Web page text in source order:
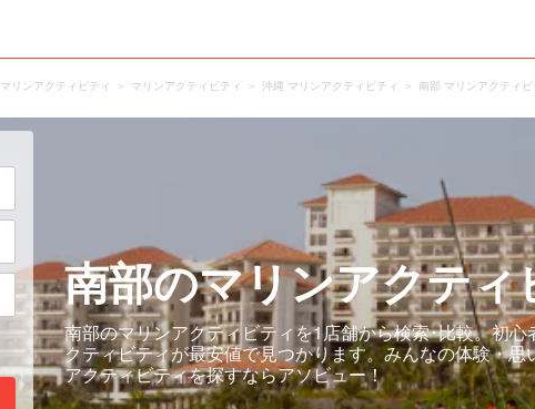
マリンアクティビティ マリンアクティビティ 沖縄 マリンアクティビティ 南部 マリンアクティ
南部のマリンアクティ
南部のマリンアクティビティを1店舗から検索･比較。初
クティビティが最安値で見つかります。みんなの体験・
アクティビティを探すならアソビュー！